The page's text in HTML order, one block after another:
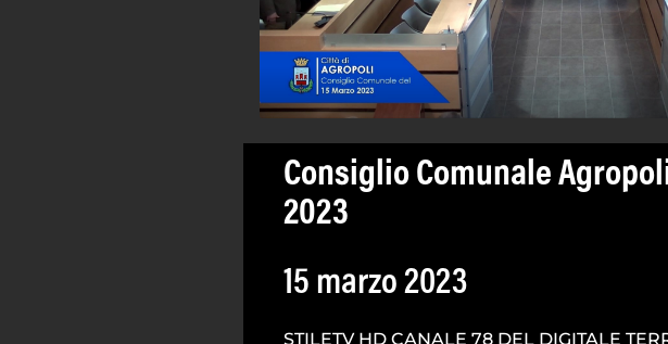
Consiglio Comunale
2023
15 marzo 2023
STILETV HD CANALE 78 DEL DIGITALE